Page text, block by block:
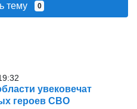
тему 0
увековечат
героев СВО